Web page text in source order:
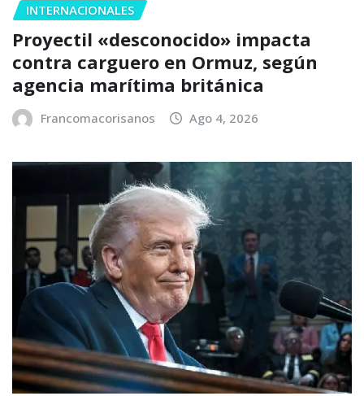
INTERNACIONALES
Proyectil «desconocido» impacta
contra carguero en Ormuz, según
agencia marítima británica
Francomacorisanos Ago 4, 2026